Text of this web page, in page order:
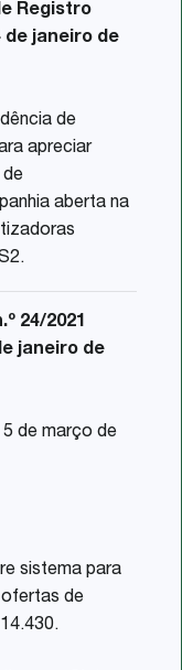
Registro
de janeiro de
de
apreciar
de
aberta na
24/2021
janeiro de
5 de março de
sistema para
de